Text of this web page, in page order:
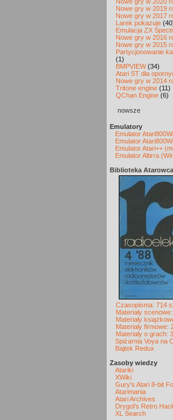
Nowe gry w 2019
Nowe gry w 2017
Larek pokazuje
Emulacja ZX
Nowe gry w 2016
Nowe gry w 2015
Partycjonowanie
(1)
BMPVIEW(34)
Atari ST dla
Nowe gry w 2014
Tritone engine (11)
QChan Engine (6)
nowsze
Emulatory
Emulator
Emulator
Emulator Atari++
Emulator Altirra
Biblioteka Atarowca
Czasopisma: 714
Materiały
Materiały
Materiały firmowe:
Materiały o grach:
Spiżarnia Voya na
Bajtek Redux
Zasoby wiedzy
Atariki
XWiki
Gury's Atari 8-bit
Atarimania
Atari Archives
Drygol's Retro
XL Search